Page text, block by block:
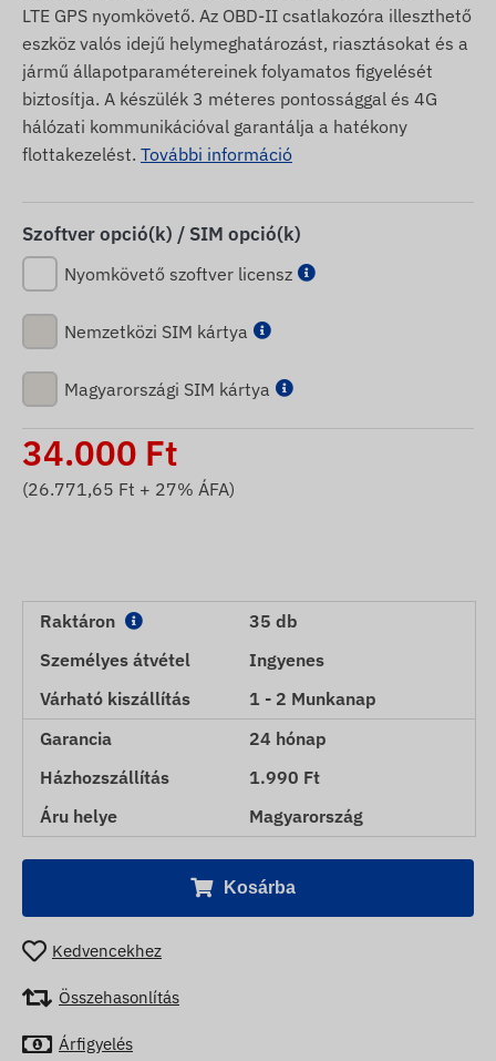
LTE GPS nyomkövető. Az OBD-II csatlakozóra illeszthető
eszköz valós idejű helymeghatározást, riasztásokat és a
jármű állapotparamétereinek folyamatos figyelését
biztosítja. A készülék 3 méteres pontossággal és 4G
hálózati kommunikációval garantálja a hatékony
flottakezelést. További információ
Szoftver opció(k) / SIM opció(k)
Nyomkövető szoftver licensz
Nemzetközi SIM kártya
Magyarországi SIM kártya
34.000 Ft
(26.771,65 Ft + 27% ÁFA)
Raktáron
35 db
Személyes átvétel
Ingyenes
Várható kiszállítás
1 - 2 Munkanap
Garancia
24 hónap
Házhozszállítás
1.990 Ft
Áru helye
Magyarország
Kosárba
Kedvencekhez
Összehasonlítás
Árfigyelés